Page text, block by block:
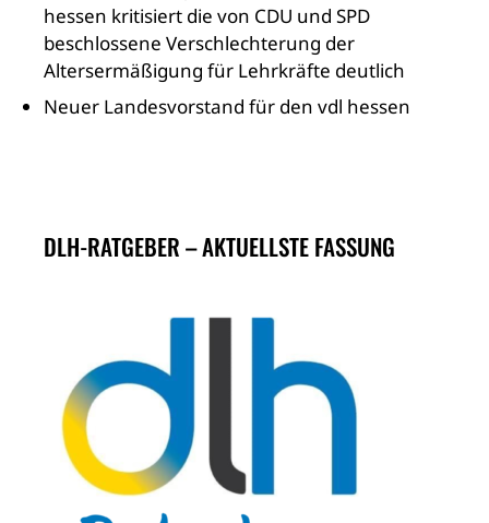
hessen kritisiert die von CDU und SPD
beschlossene Verschlechterung der
Altersermäßigung für Lehrkräfte deutlich
Neuer Landesvorstand für den vdl hessen
DLH-RATGEBER – AKTUELLSTE FASSUNG